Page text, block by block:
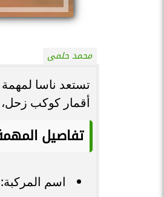
محمد حلمى
تستعد ناسا
أقمار كوكب
تفاصيل
اسم